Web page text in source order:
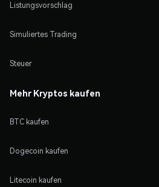
Listungsvorschlag
Simuliertes Trading
Steuer
Mehr Kryptos kaufen
BTC kaufen
Dogecoin kaufen
Litecoin kaufen